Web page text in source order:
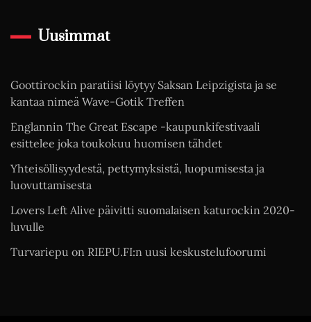
Uusimmat
Goottirockin paratiisi löytyy Saksan Leipzigista ja se
kantaa nimeä Wave-Gotik Treffen
Englannin The Great Escape -kaupunkifestivaali
esittelee joka toukokuu huomisen tähdet
Yhteisöllisyydestä, pettymyksistä, luopumisesta ja
luovuttamisesta
Lovers Left Alive päivitti suomalaisen katurockin 2020-
luvulle
Turvariepu on RIEPU.FI:n uusi keskustelufoorumi